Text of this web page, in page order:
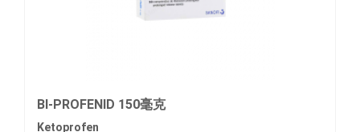
BI-PROFENID 150毫克
Ketoprofen